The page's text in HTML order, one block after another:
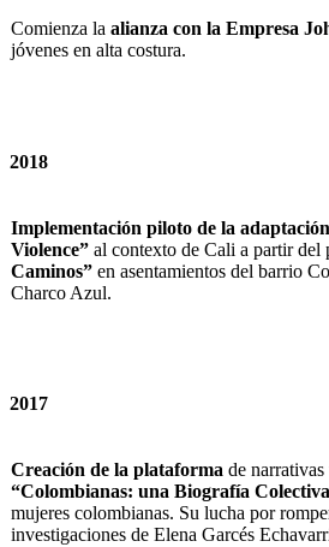
Comienza la alianza con la Empresa
jóvenes en alta costura.
2018
Implementación piloto de la
Violence”al contexto de Cali a partir del
Caminos”en asentamientos del barrio
Charco Azul.
2017
Creación de la plataforma de narrativas
“Colombianas: una Biografía
mujeres colombianas. Su lucha por
investigaciones de Elena Garcés